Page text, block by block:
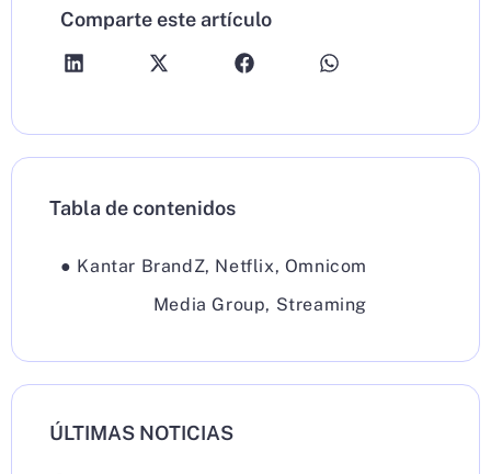
Comparte este artículo
Tabla de contenidos
● Kantar BrandZ, Netflix, Omnicom
Media Group, Streaming
ÚLTIMAS NOTICIAS